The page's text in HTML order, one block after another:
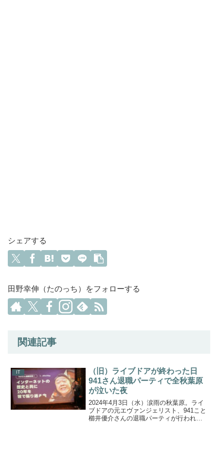
シェアする
田野幸伸（たのっち）をフォローする
関連記事
IT
（旧）ライブドアが終わった日
941さん退職パーティで全秋葉原
が泣いた夜
2024年4月3日（水）涙雨の秋葉原。ライ
ブドアの元エヴァンジェリスト、941こと
櫛井優介さんの退職パーティが行われま